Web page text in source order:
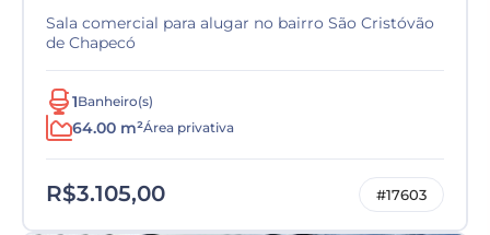
Sala comercial para alugar no bairro São Cristóvão
de Chapecó
1Banheiro(s)
64.00 m²Área privativa
R$3.105,00 #17603